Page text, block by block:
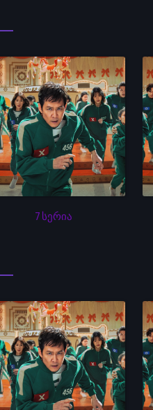
7 სერია